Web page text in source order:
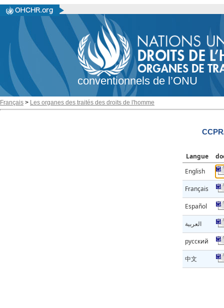
conventionnels de l’ONU
Français > Les organes des traités des droits de l'homme
Langue
English
Français
Español
العربية
русский
中文